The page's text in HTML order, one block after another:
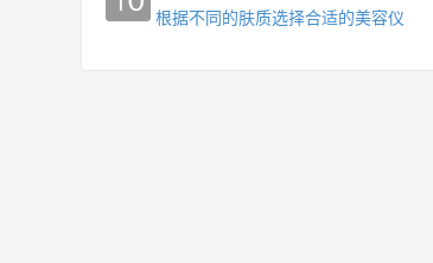
根据不同的肤质选择合适的美容仪器